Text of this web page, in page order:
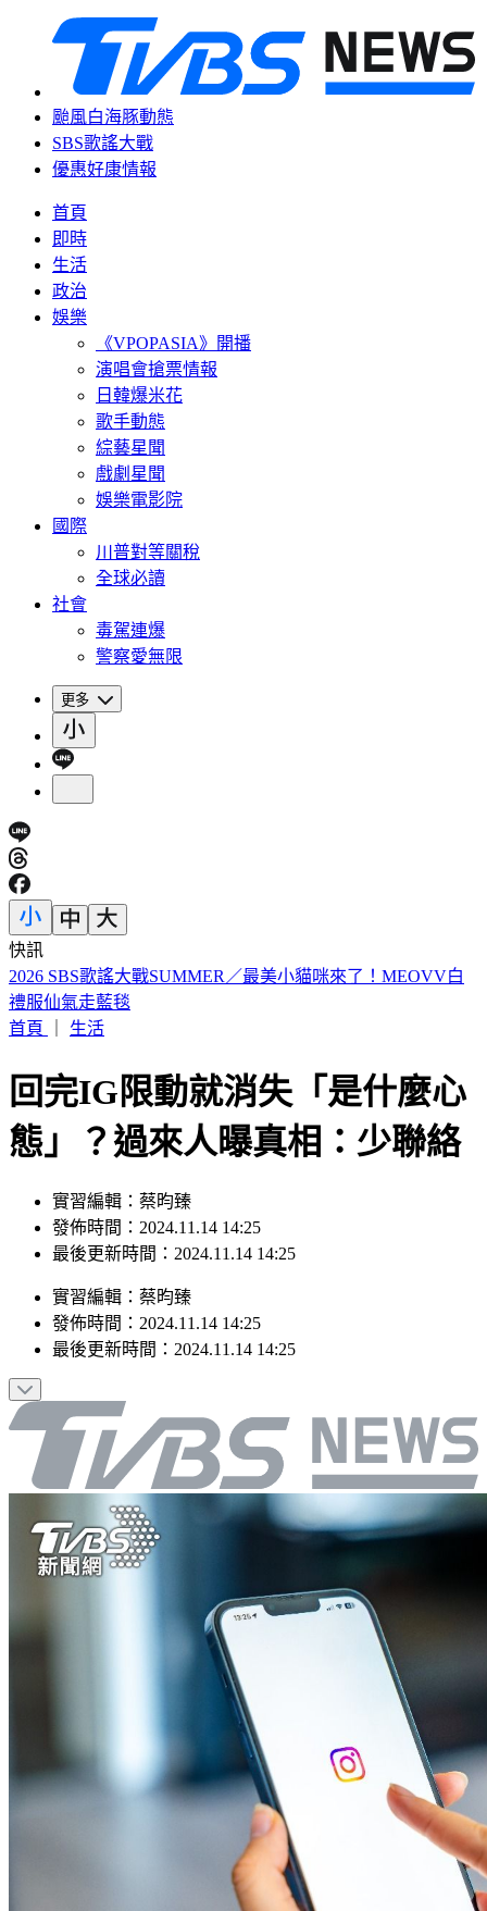
颱風白海豚動態
SBS歌謠大戰
優惠好康情報
首頁
即時
生活
政治
娛樂
《VPOPASIA》開播
演唱會搶票情報
日韓爆米花
歌手動態
綜藝星聞
戲劇星聞
娛樂電影院
國際
川普對等關稅
全球必讀
社會
毒駕連爆
警察愛無限
更多
快訊
山本由伸5.2局零失分！大谷翔平10局超前安 道奇成功終止7
連敗
首頁
生活
回完IG限動就消失「是什麼心
態」？過來人曝真相：少聯絡
實習編輯：蔡昀臻
發佈時間：2024.11.14 14:25
最後更新時間：2024.11.14 14:25
實習編輯 ： 蔡昀臻
發佈時間： 2024.11.14 14:25
最後更新時間： 2024.11.14 14:25